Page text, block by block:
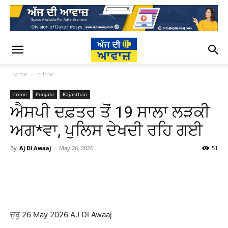
Home crime
crime Punjabi Rajasthan
ਐਸਪੀ ਦਫ਼ਤਰ ਤੋਂ 19 ਸਾਲਾ ਲੜਕੀ
ਅਗ*ਵਾ, ਪੁਲਿਸ ਦੇਖਦੀ ਰਹਿ ਗਈ
By Aj Di Awaaj - May 26, 2026 51
ਚੁਰੂ 26 May 2026 AJ DI Awaaj